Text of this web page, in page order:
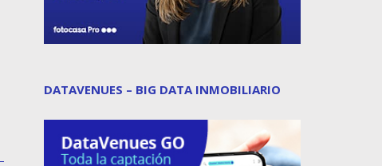
DATAVENUES – BIG DATA INMOBILIARIO